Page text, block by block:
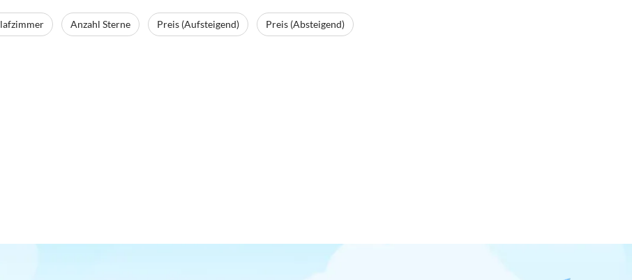
Anzahl Sterne Preis (Aufsteigend)
Preis (Absteigend)